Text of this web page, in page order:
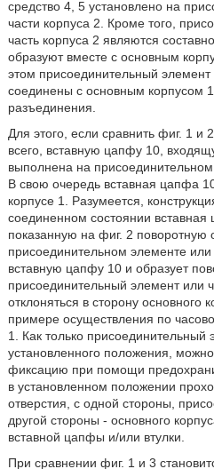
средство 4, 5 установлено на
части корпуса 2. Кроме того,
часть корпуса 2 являются
образуют вместе с основным
этом присоединительный элемент
соединены с основным корпусом
разъединения.
Для этого, если сравнить фиг. 1 и
всего, вставную цапфу 10,
выполнена на
В свою очередь вставная цапфа
корпусе 1. Разумеется,
соединенном состоянии
показанную на фиг. 2 поворотную
присоединительном элементе или
вставную цапфу 10 и образует
присоединительный элемент или
отклоняться в сторону основного
примере осуществления по
1. Как только присоединительный
установленного положения,
фиксацию при помощи
в установленном положении
отверстия, с одной стороны,
другой стороны - основного
вставной цапфы и/или втулки.
При сравнении фиг. 1 и 3